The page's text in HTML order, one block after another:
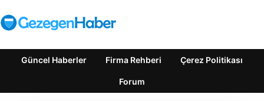
Güncel Haberler Firma Rehberi Çerez Politikası
Forum